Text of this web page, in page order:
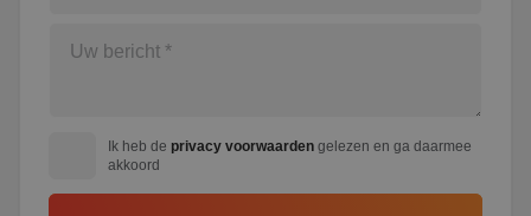
Ik heb de privacy voorwaarden gelezen en ga daarmee
akkoord